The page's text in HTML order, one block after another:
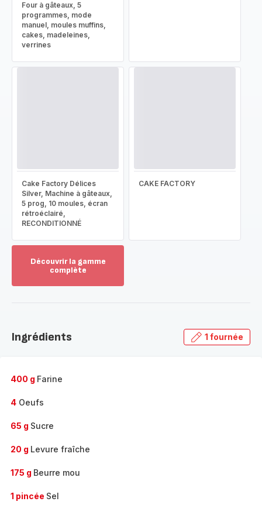
Four à gâteaux, 5
programmes, mode
manuel, moules muffins,
cakes, madeleines,
verrines
Cake Factory Délices
Silver, Machine à gâteaux,
5 prog, 10 moules, écran
rétroéclairé,
RECONDITIONNÉ
CAKE FACTORY
Découvrir la gamme
complète
gamme
Ingrédients 1 fournée
400 g Farine
4 Oeufs
65 g Sucre
20 g Levure fraîche
175 g Beurre mou
1 pincée Sel